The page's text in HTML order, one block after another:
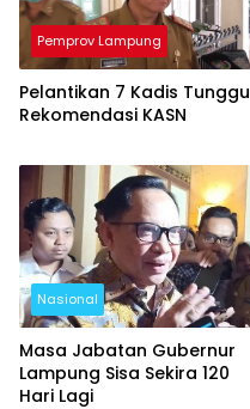
Pemprov Lampung
Pelantikan 7 Kadis Tunggu
Rekomendasi KASN
Nasional
Masa Jabatan Gubernur
Lampung Sisa Sekira 120
Hari Lagi